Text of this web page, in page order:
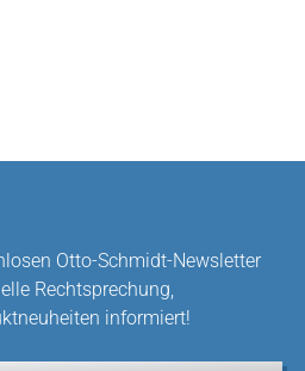
Otto-Schmidt-Newsletter
Rechtsprechung,
informiert!